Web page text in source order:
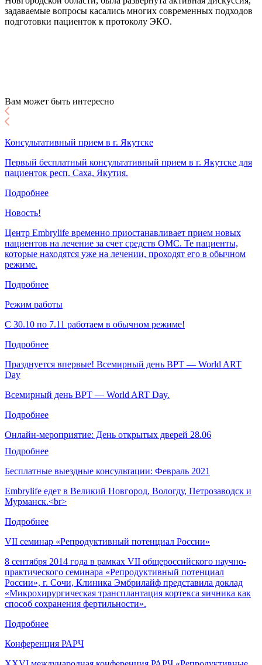
задаваемые вопросы касались многих современных подходов
подготовки пациенток к протоколу ЭКО.
Вам может быть интересно
Консультативный прием в г. Якутске
Первый бесплатный консультативный прием в г. Якутске для
пациенток респ. Саха, Якутия.
Подробнее
Новость!
Центр Embrylife временно приостанавливает прием новых
пациентов на лечение за счет средств ОМС. Те пациенты,
которые находятся уже на лечении, проходят его в обычном
режиме.
Подробнее
Режим работы
С 30.10 по 7.11 работаем в обычном режиме!
Подробнее
Празднуется впервые! Всемирный день ВРТ — World ART
Day
Всемирный день ВРТ — World ART Day.
Подробнее
Онлайн-мероприятие: День открытых дверей 28.06
Подробнее
Бесплатные выездные консультации: Февраль 2021
Embrylife едет в Великий Новгород, Вологду, Петрозаводск и
Мурманск.<br>
Подробнее
VII семинар «Репродуктивный потенциал России»
8 cентября 2014 года в рамках VII общероссийского научно-
практического семинара «Репродуктивный потенциал
России», г. Сочи, Клиника Эмбрилайф представила доклад
«Микрохирургическая трансплантация кортекса яичника как
способ сохранения фертильности».
Подробнее
Конференция РАРЧ